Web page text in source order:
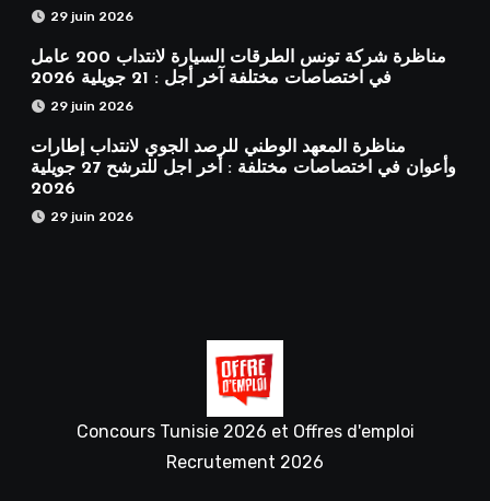
29 juin 2026
مناظرة شركة تونس الطرقات السيارة لانتداب 200 عامل
في اختصاصات مختلفة آخر أجل : 21 جويلية 2026
29 juin 2026
مناظرة المعهد الوطني للرصد الجوي لانتداب إطارات
وأعوان في اختصاصات مختلفة : أخر اجل للترشح 27 جويلية
2026
29 juin 2026
Concours Tunisie 2026 et Offres d'emploi
Recrutement 2026